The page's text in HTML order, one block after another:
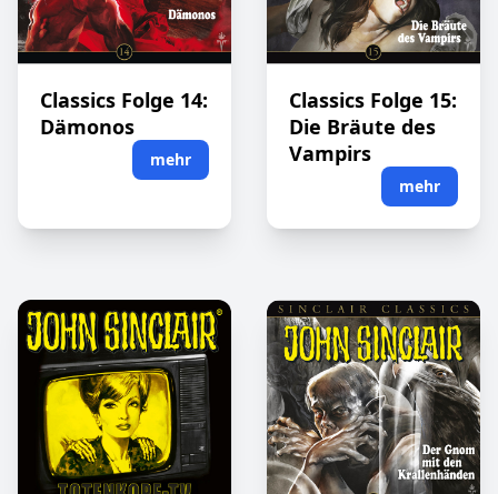
Classics Folge 14:
Dämonos
mehr
Classics Folge 15:
Die Bräute des
Vampirs
mehr